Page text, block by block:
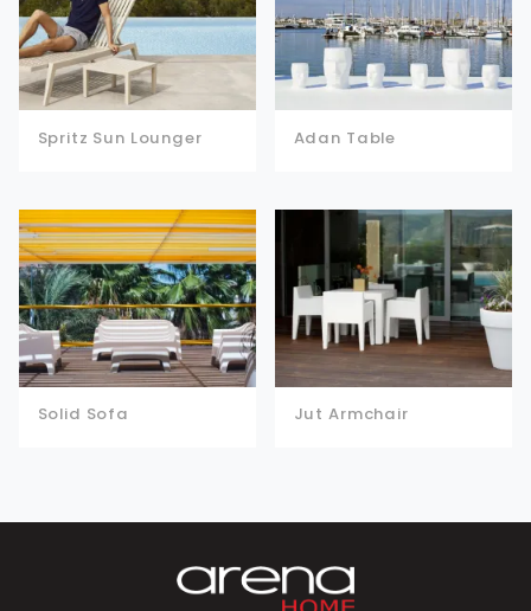
Spritz Sun Lounger Adan Table
Solid Sofa Jut Armchair